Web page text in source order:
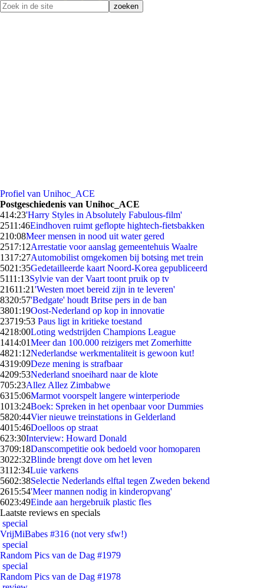
Profiel van Unihoc_ACE
Postgeschiedenis van Unihoc_ACE
414:23'Harry Styles in Absolutely Fabulous-film'
2511:46Eindhoven ruimt geflopte hightech-fietsbakken
210:08Meer mensen in nood uit water gered
2517:12Arrestatie voor aanslag gemeentehuis Waalre
1317:27Automobilist omgekomen bij botsing met trein
5021:35Gedetailleerde kaart Noord-Korea gepubliceerd
5111:13Sylvie van der Vaart toont pruik op tv
21611:21'Westen moet bereid zijn in te leveren'
8320:57'Bedgate' houdt Britse pers in de ban
3801:19Oost-Nederland op kop in innovatie
23719:53 Paus ligt in kritieke toestand
4218:00Loting wedstrijden Champions League
1414:01Meer dan 100.000 reizigers met Zomerhitte
4821:12Nederlandse werkmentaliteit is gewoon kut!
4319:09Deze mening is strafbaar
4209:53Nederland snoeihard naar de klote
705:23Allez Allez Zimbabwe
6315:06Marmot voorspelt langere winterperiode
1013:24Boek: Spreken in het openbaar voor Dummies
5820:44Vier nieuwe treinstations in Gelderland
4015:46Doelloos op straat
623:30Interview: Howard Donald
3709:18Danscompetitie ook bedoeld voor homoparen
3022:32Blinde brengt dove om het leven
3112:34Luie varkens
5602:38Selectie Nederlands elftal tegen Zweden bekend
2615:54'Meer mannen nodig in kinderopvang'
6023:49Einde aan hergebruik plastic fles
Laatste reviews en specials
special
VrijMiBabes #316 (not very sfw!)
special
Random Pics van de Dag #1979
special
Random Pics van de Dag #1978